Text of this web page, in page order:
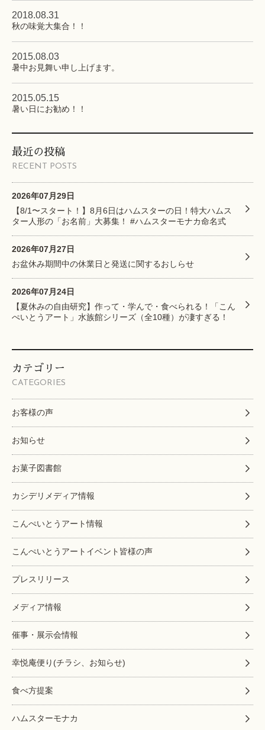
最近の投稿
RECENT POSTS
2026年07月29日
【8/1〜スタート！】8月6日はハムスターの日！特大ハムス
ター人形の「お名前」大募集！ #ハムスターモナカ命名式
2026年07月27日
お盆休み期間中の休業日と発送に関するおしらせ
2026年07月24日
【夏休みの自由研究】作って・学んで・食べられる！「こん
ぺいとうアート」水族館シリーズ（全10種）が凄すぎる！
カテゴリー
CATEGORIES
お客様の声
お知らせ
お菓子図書館
カシデリメディア情報
こんぺいとうアート情報
こんぺいとうアートイベント皆様の声
プレスリリース
メディア情報
催事・展示会情報
幸悦庵便り(チラシ、お知らせ)
食べ方提案
ハムスターモナカ
2018.08.31
秋の味覚大集合！！
2015.08.03
暑中お見舞い申し上げます。
2015.05.15
暑い日にお勧め！！